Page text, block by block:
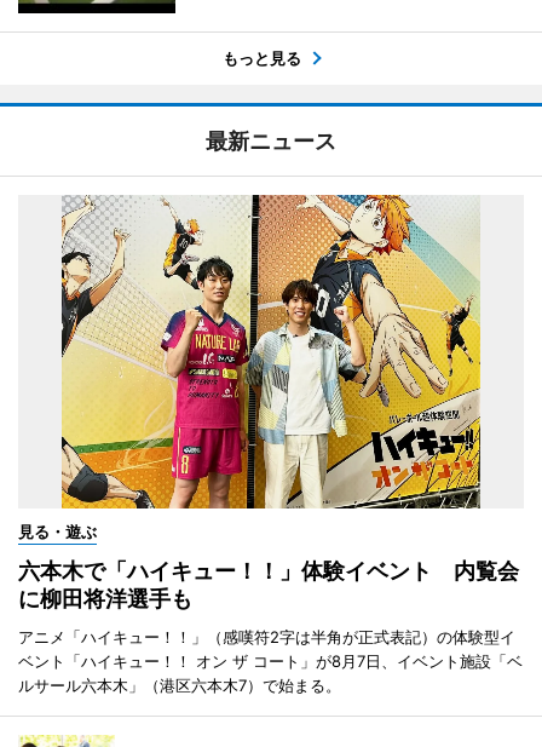
もっと見る
最新ニュース
見る・遊ぶ
六本木で「ハイキュー！！」体験イベント 内覧会
に柳田将洋選手も
アニメ「ハイキュー！！」（感嘆符2字は半角が正式表記）の体験型イ
ベント「ハイキュー！！ オン ザ コート」が8月7日、イベント施設「ベ
ルサール六本木」（港区六本木7）で始まる。